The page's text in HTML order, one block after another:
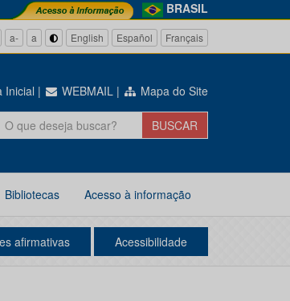
BRASIL
a- a English Español Français
Inicial | WEBMAIL | Mapa do Site
Bibliotecas Acesso à informação
afirmativas Acessibilidade